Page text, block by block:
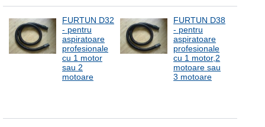
FURTUN D32
- pentru
aspiratoare
profesionale
cu 1 motor
sau 2
motoare
FURTUN D38
- pentru
aspiratoare
profesionale
cu 1 motor,2
motoare sau
3 motoare